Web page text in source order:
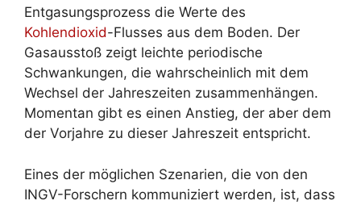
Entgasungsprozess die Werte des
Kohlendioxid-Flusses aus dem Boden. Der
Gasausstoß zeigt leichte periodische
Schwankungen, die wahrscheinlich mit dem
Wechsel der Jahreszeiten zusammenhängen.
Momentan gibt es einen Anstieg, der aber dem
der Vorjahre zu dieser Jahreszeit entspricht.
Eines der möglichen Szenarien, die von den
INGV-Forschern kommuniziert werden, ist, dass